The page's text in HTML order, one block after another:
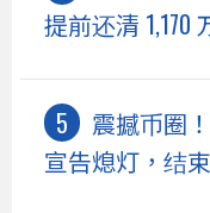
提前还清 1,170
震撼币圈
宣告熄灯，结